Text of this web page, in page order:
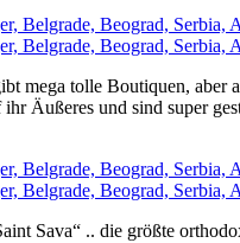
mega tolle Boutiquen,
Äußeres und sind super
Sava“ .. die größte